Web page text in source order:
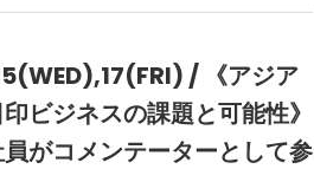
/ 《アジア
ビジネスの課題と可能性》
がコメンテーターとして参